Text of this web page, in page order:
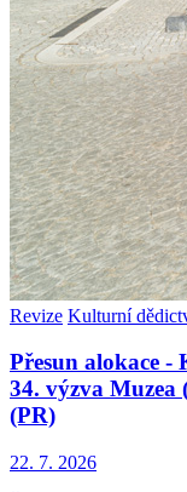
Revize Kulturní
Přesun alokace
34. výzva Muzea
(PR)
22. 7. 2026